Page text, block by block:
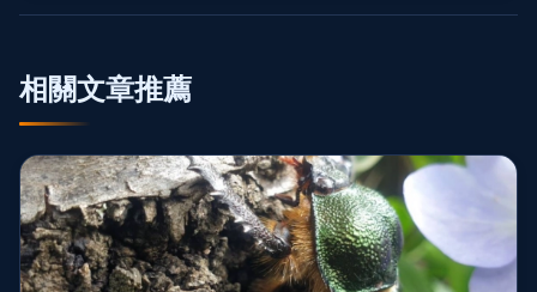
相關文章推薦